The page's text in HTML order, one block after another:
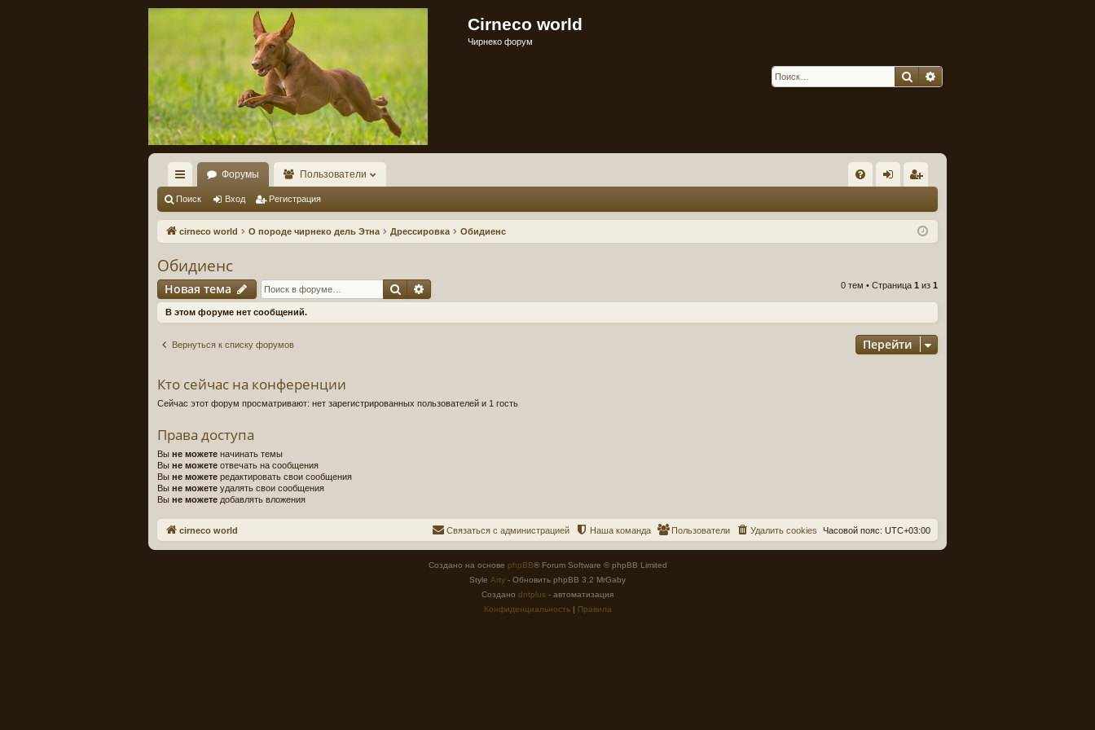
Cirneco world
Чирнеко форум
Поиск
с
ы
и
Форумы Пользователи
Q д ис
Поиск Вход Регистрация
cirneco world О породе чирнеко дель Этна Дрессировка Обидиенс
Обидиенс
Новая тема Поиск 0 тем • Страница 1 из 1
В этом форуме нет сообщений.
Вернуться к списку форумов Перейти
Кто сейчас на конференции
Сейчас этот форум просматривают: нет зарегистрированных пользователей и 1 гость
Права доступа
Вы не можете начинать темы
Вы не можете отвечать на сообщения
Вы не можете редактировать свои сообщения
Вы не можете удалять свои сообщения
Вы не можете добавлять вложения
cirneco world Часовой пояс: UTC+03:00
Удалить cookies
Пользователи
Наша команда
Связаться с администрацией
Создано на основе phpBB® Forum Software © phpBB Limited
Style Arty - Обновить phpBB 3.2 MrGaby
Создано dntplus - автоматизация
Конфиденциальность| Правила